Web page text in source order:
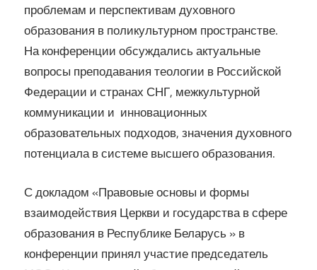
проблемам и перспективам духовного
образования в поликультурном пространстве.
На конференции обсуждались актуальные
вопросы преподавания теологии в Российской
Федерации и странах СНГ, межкультурной
коммуникации и инновационных
образовательных подходов, значения духовного
потенциала в системе высшего образования.
С докладом «Правовые основы и формы
взаимодействия Церкви и государства в сфере
образования в Республике Беларусь » в
конференции принял участие председатель